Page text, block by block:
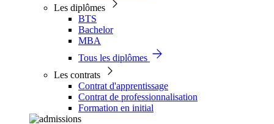
Les diplômes
BTS
Bachelor
MBA
Tous les diplômes
Les contrats
Contrat d'apprentissage
Contrat de professionnalisation
Formation en initial